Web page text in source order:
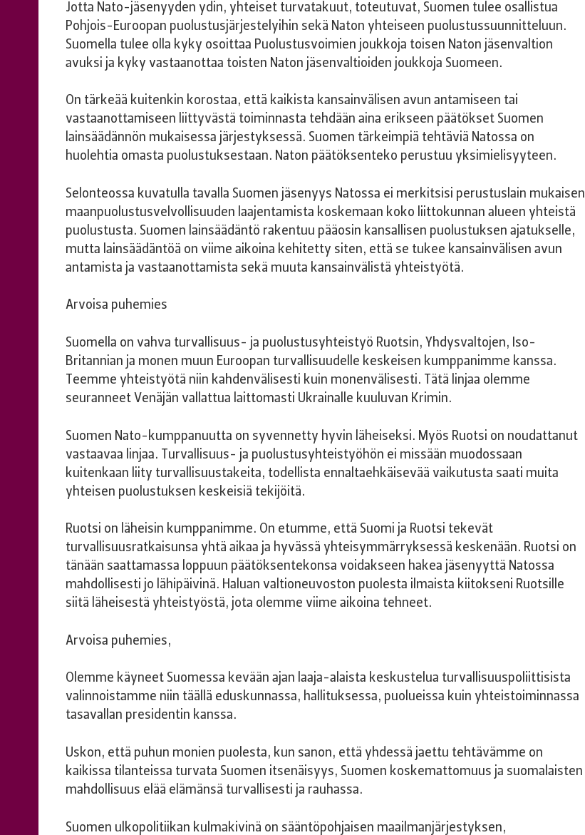
Jotta Nato-jäsenyyden ydin, yhteiset turvatakuut, toteutuvat, Suomen tulee osallistua
Pohjois-Euroopan puolustusjärjestelyihin sekä Naton yhteiseen puolustussuunnitteluun.
Suomella tulee olla kyky osoittaa Puolustusvoimien joukkoja toisen Naton jäsenvaltion
avuksi ja kyky vastaanottaa toisten Naton jäsenvaltioiden joukkoja Suomeen.
On tärkeää kuitenkin korostaa, että kaikista kansainvälisen avun antamiseen tai
vastaanottamiseen liittyvästä toiminnasta tehdään aina erikseen päätökset Suomen
lainsäädännön mukaisessa järjestyksessä. Suomen tärkeimpiä tehtäviä Natossa on
huolehtia omasta puolustuksestaan. Naton päätöksenteko perustuu yksimielisyyteen.
Selonteossa kuvatulla tavalla Suomen jäsenyys Natossa ei merkitsisi perustuslain mukaisen
maanpuolustusvelvollisuuden laajentamista koskemaan koko liittokunnan alueen yhteistä
puolustusta. Suomen lainsäädäntö rakentuu pääosin kansallisen puolustuksen ajatukselle,
mutta lainsäädäntöä on viime aikoina kehitetty siten, että se tukee kansainvälisen avun
antamista ja vastaanottamista sekä muuta kansainvälistä yhteistyötä.
Arvoisa puhemies
Suomella on vahva turvallisuus- ja puolustusyhteistyö Ruotsin, Yhdysvaltojen, Iso-
Britannian ja monen muun Euroopan turvallisuudelle keskeisen kumppanimme kanssa.
Teemme yhteistyötä niin kahdenvälisesti kuin monenvälisesti. Tätä linjaa olemme
seuranneet Venäjän vallattua laittomasti Ukrainalle kuuluvan Krimin.
Suomen Nato-kumppanuutta on syvennetty hyvin läheiseksi. Myös Ruotsi on noudattanut
vastaavaa linjaa. Turvallisuus- ja puolustusyhteistyöhön ei missään muodossaan
kuitenkaan liity turvallisuustakeita, todellista ennaltaehkäisevää vaikutusta saati muita
yhteisen puolustuksen keskeisiä tekijöitä.
Ruotsi on läheisin kumppanimme. On etumme, että Suomi ja Ruotsi tekevät
turvallisuusratkaisunsa yhtä aikaa ja hyvässä yhteisymmärryksessä keskenään. Ruotsi on
tänään saattamassa loppuun päätöksentekonsa voidakseen hakea jäsenyyttä Natossa
mahdollisesti jo lähipäivinä. Haluan valtioneuvoston puolesta ilmaista kiitokseni Ruotsille
siitä läheisestä yhteistyöstä, jota olemme viime aikoina tehneet.
Arvoisa puhemies,
Olemme käyneet Suomessa kevään ajan laaja-alaista keskustelua turvallisuuspoliittisista
valinnoistamme niin täällä eduskunnassa, hallituksessa, puolueissa kuin yhteistoiminnassa
tasavallan presidentin kanssa.
Uskon, että puhun monien puolesta, kun sanon, että yhdessä jaettu tehtävämme on
kaikissa tilanteissa turvata Suomen itsenäisyys, Suomen koskemattomuus ja suomalaisten
mahdollisuus elää elämänsä turvallisesti ja rauhassa.
Suomen ulkopolitiikan kulmakivinä on sääntöpohjaisen maailmanjärjestyksen,